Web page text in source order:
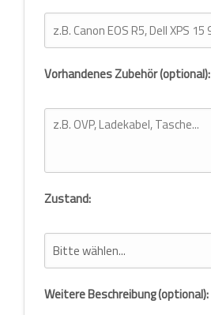
Vorhandenes Zubehör (optional):
Zustand:
Weitere Beschreibung (optional):